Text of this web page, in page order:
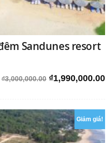
Sandunes resort
₫3,000,000.00 Giá
₫3,000,000.00.
₫1,990,000.00
Giảm giá!